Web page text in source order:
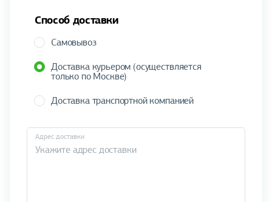
Способ доставки
Самовывоз
Доставка курьером (осуществляется
только по Москве)
Доставка транспортной компанией
Адрес доставки